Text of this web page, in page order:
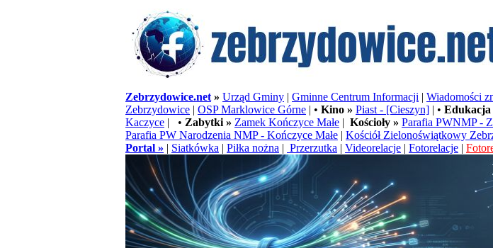
Zebrzydowice.net » Urząd Gminy | Gminne Centrum Informacji | Wiadomości
Zebrzydowice | OSP Marklowice Górne | • Kino » Piast - [Cieszyn] | • Edukacja
Kaczyce | • Zabytki » Zamek Kończyce Małe | Kościoły » Parafia PWNMP -
Parafia PW Narodzenia NMP - Kończyce Małe | Kościół Zielonoświątkowy
Portal » | Siatkówka | Piłka nożna | Przerzutka | Videorelacje | Fotorelacje |